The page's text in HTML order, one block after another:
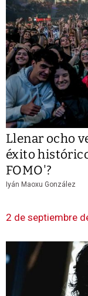
Llenar ocho
éxito
FOMO'?
Iyán Maoxu González
2 de septiembre